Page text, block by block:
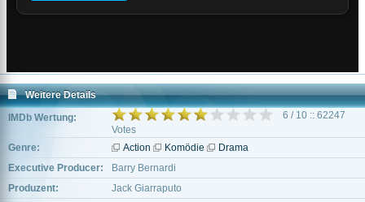
Weitere Details
IMDb Wertung:
6 / 10 :: 62247
Votes
Genre:
Action Komödie
Drama
Executive Producer:
Barry Bernardi
Produzent:
Jack Giarraputo